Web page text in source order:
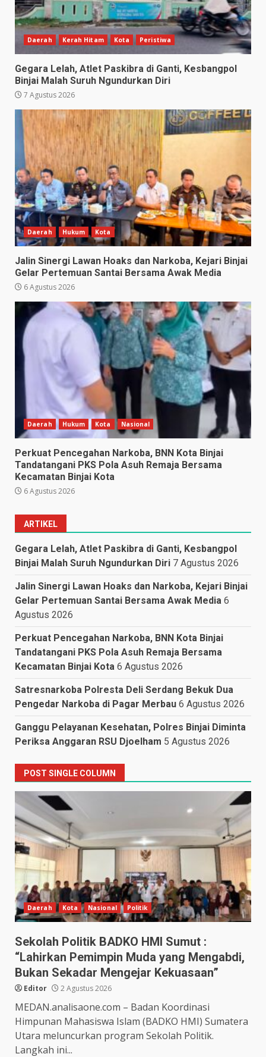
Daerah Kerah Hitam Kota Peristiwa
Gegara Lelah, Atlet Paskibra di Ganti, Kesbangpol
Binjai Malah Suruh Ngundurkan Diri
7 Agustus 2026
Daerah Hukum Kota
Jalin Sinergi Lawan Hoaks dan Narkoba, Kejari Binjai
Gelar Pertemuan Santai Bersama Awak Media
6 Agustus 2026
Daerah Hukum Kota Nasional
Perkuat Pencegahan Narkoba, BNN Kota Binjai
Tandatangani PKS Pola Asuh Remaja Bersama
Kecamatan Binjai Kota
6 Agustus 2026
ARTIKEL
Gegara Lelah, Atlet Paskibra di Ganti, Kesbangpol
Binjai Malah Suruh Ngundurkan Diri 7 Agustus 2026
Jalin Sinergi Lawan Hoaks dan Narkoba, Kejari Binjai
Gelar Pertemuan Santai Bersama Awak Media 6
Agustus 2026
Perkuat Pencegahan Narkoba, BNN Kota Binjai
Tandatangani PKS Pola Asuh Remaja Bersama
Kecamatan Binjai Kota 6 Agustus 2026
Satresnarkoba Polresta Deli Serdang Bekuk Dua
Pengedar Narkoba di Pagar Merbau 6 Agustus 2026
Ganggu Pelayanan Kesehatan, Polres Binjai Diminta
Periksa Anggaran RSU Djoelham 5 Agustus 2026
POST SINGLE COLUMN
Daerah Kota Nasional Politik
Sekolah Politik BADKO HMI Sumut :
“Lahirkan Pemimpin Muda yang Mengabdi,
Bukan Sekadar Mengejar Kekuasaan”
Editor 2 Agustus 2026
MEDAN.analisaone.com – Badan Koordinasi
Himpunan Mahasiswa Islam (BADKO HMI) Sumatera
Utara meluncurkan program Sekolah Politik.
Langkah ini...